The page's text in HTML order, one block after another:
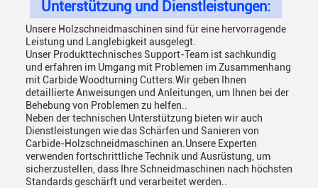
Unterstützung und Dienstleistungen:
Unsere Holzschneidmaschinen sind für eine hervorragende
Leistung und Langlebigkeit ausgelegt.
Unser Produkttechnisches Support-Team ist sachkundig
und erfahren im Umgang mit Problemen im Zusammenhang
mit Carbide Woodturning Cutters.Wir geben Ihnen
detaillierte Anweisungen und Anleitungen, um Ihnen bei der
Behebung von Problemen zu helfen..
Neben der technischen Unterstützung bieten wir auch
Dienstleistungen wie das Schärfen und Sanieren von
Carbide-Holzschneidmaschinen an.Unsere Experten
verwenden fortschrittliche Technik und Ausrüstung, um
sicherzustellen, dass Ihre Schneidmaschinen nach höchsten
Standards geschärft und verarbeitet werden..